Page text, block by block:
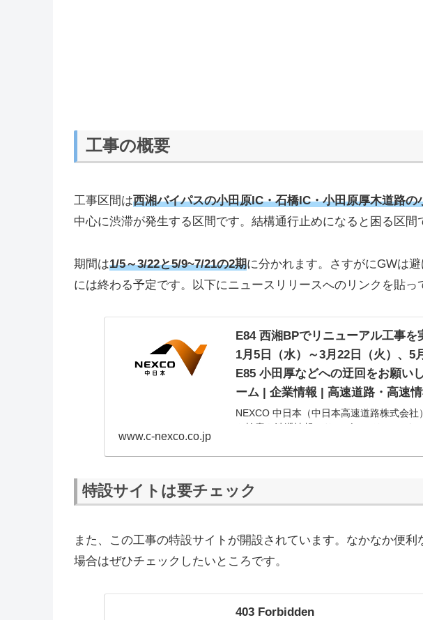
工事の概要
工事区間は西湘バイパスの小田原IC・石橋IC・小田原厚木道路の
中心に渋滞が発生する区間です。結構通行止めになると困る区間
期間は1/5～3/22と5/9~7/21の2期に分かれます。さすがにGWは
には終わる予定です。以下にニュースリリースへのリンクを貼っ
E84 西湘BPでリニューアル工事
1月5日（水）～3月22日（火）、
E85 小田厚などへの迂回をお願い
ーム | 企業情報 | 高速道路・高速
NEXCO 中日本（中日本高速道路株式会
www.c-nexco.co.jp
特設サイトは要チェック
また、この工事の特設サイトが開設されています。なかなか便
場合はぜひチェックしたいところです。
403 Forbidden